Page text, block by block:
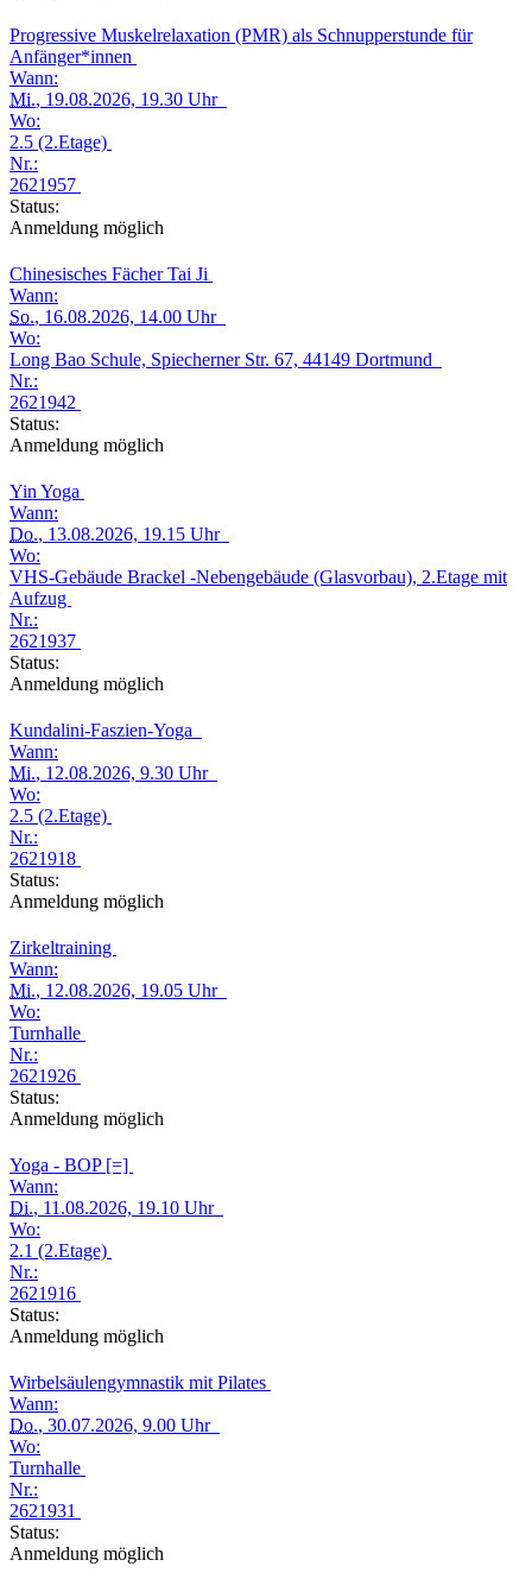
Progressive Muskelrelaxation (PMR) als Schnupperstunde für
Anfänger*innen
Wann:
Mi., 19.08.2026, 19.30 Uhr
Wo:
2.5 (2.Etage)
Nr.:
2621957
Status:
Anmeldung möglich
Chinesisches Fächer Tai Ji
Wann:
So., 16.08.2026, 14.00 Uhr
Wo:
Long Bao Schule, Spiecherner Str. 67, 44149 Dortmund
Nr.:
2621942
Status:
Anmeldung möglich
Yin Yoga
Wann:
Do., 13.08.2026, 19.15 Uhr
Wo:
VHS-Gebäude Brackel -Nebengebäude (Glasvorbau), 2.Etage mit
Aufzug
Nr.:
2621937
Status:
Anmeldung möglich
Kundalini-Faszien-Yoga
Wann:
Mi., 12.08.2026, 9.30 Uhr
Wo:
2.5 (2.Etage)
Nr.:
2621918
Status:
Anmeldung möglich
Zirkeltraining
Wann:
Mi., 12.08.2026, 19.05 Uhr
Wo:
Turnhalle
Nr.:
2621926
Status:
Anmeldung möglich
Yoga - BOP [=]
Wann:
Di., 11.08.2026, 19.10 Uhr
Wo:
2.1 (2.Etage)
Nr.:
2621916
Status:
Anmeldung möglich
Wirbelsäulengymnastik mit Pilates
Wann:
Do., 30.07.2026, 9.00 Uhr
Wo:
Turnhalle
Nr.:
2621931
Status:
Anmeldung möglich